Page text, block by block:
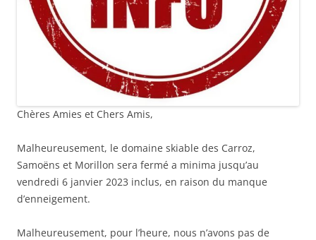
Chères Amies et Chers Amis,
Malheureusement, le domaine skiable des Carroz,
Samoëns et Morillon sera fermé a minima jusqu’au
vendredi 6 janvier 2023 inclus, en raison du manque
d’enneigement.
Malheureusement, pour l’heure, nous n’avons pas de